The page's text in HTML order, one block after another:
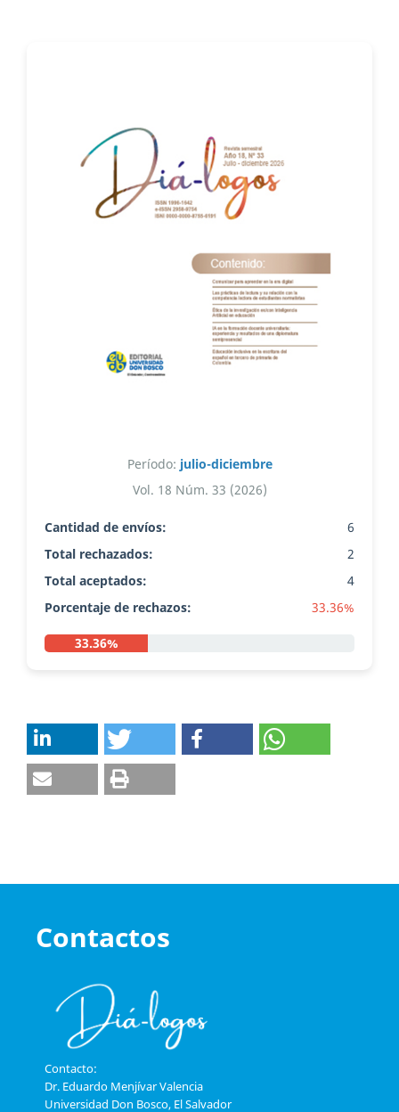
Período: julio-diciembre
Vol. 18 Núm. 33 (2026)
Cantidad de envíos:
6
Total rechazados:
2
Total aceptados:
4
Porcentaje de rechazos:
33.36%
33.36%
Contactos
Contacto:
Dr. Eduardo Menjívar Valencia
Universidad Don Bosco, El Salvador